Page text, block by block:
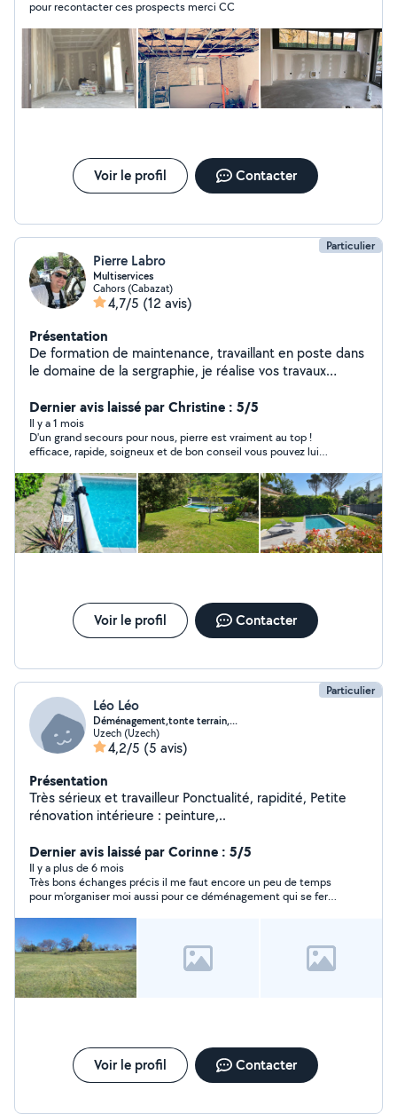
hésitez pas je suis à votre écoute pour vos projets
photos de chantier réaliser sur demande
pour recontacter ces prospects merci CC
Voir le profil Contacter
Particulier
Pierre Labro
Multiservices
Cahors (Cabazat)
4,7/5 (12 avis)
Présentation
De formation de maintenance, travaillant en poste dans
le domaine de la sergraphie, je réalise vos travaux
rénové et entretiens une grande maison je possède pas
mal de matériel. Bricoleur, touche à tout, consciencieux,
rigoureux et professionnel. Loue debroussailleuse
thermique 4 temps casque harnais et fil inclus.
Dernier avis laissé par Christine : 5/5
Il y a 1 mois
D'un grand secours pour nous, pierre est vraiment au top !
efficace, rapide, soigneux et de bon conseil vous pouvez lui
Voir le profil Contacter
Particulier
Léo Léo
Déménagement,tonte terrain,...
Uzech (Uzech)
4,2/5 (5 avis)
Présentation
Très sérieux et travailleur Ponctualité, rapidité, Petite
rénovation intérieure : peinture,..
Dernier avis laissé par Corinne : 5/5
Il y a plus de 6 mois
Très bons échanges précis il me faut encore un peu de temps
pour m’organiser moi aussi pour ce déménagement qui se fera
journée CC
Voir le profil Contacter